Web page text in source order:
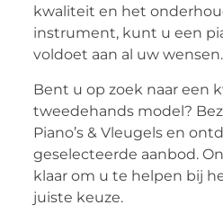
kwaliteit en het
instrument, kunt u een
voldoet aan al uw wensen.
Bent u op zoek naar een
tweedehands model?
Piano’s & Vleugels en
geselecteerde aanbod.
klaar om u te helpen bij
juiste keuze.